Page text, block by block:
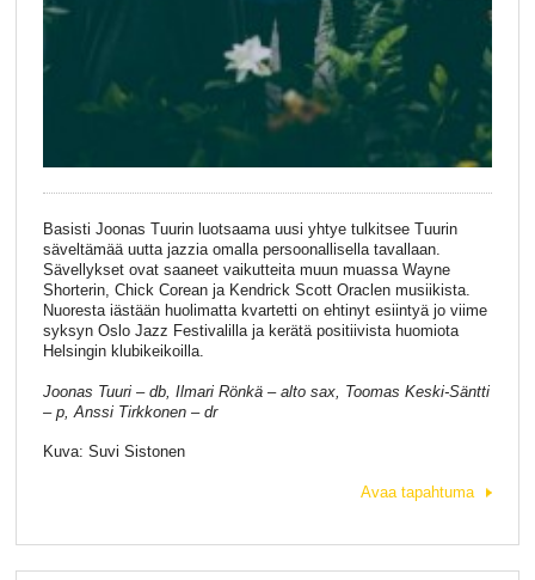
Basisti Joonas Tuurin luotsaama uusi yhtye tulkitsee Tuurin
säveltämää uutta jazzia omalla persoonallisella tavallaan.
Sävellykset ovat saaneet vaikutteita muun muassa Wayne
Shorterin, Chick Corean ja Kendrick Scott Oraclen musiikista.
Nuoresta iästään huolimatta kvartetti on ehtinyt esiintyä jo viime
syksyn Oslo Jazz Festivalilla ja kerätä positiivista huomiota
Helsingin klubikeikoilla.
Joonas Tuuri – db, Ilmari Rönkä – alto sax, Toomas Keski-Säntti
– p, Anssi Tirkkonen – dr
Kuva: Suvi Sistonen
Avaa tapahtuma